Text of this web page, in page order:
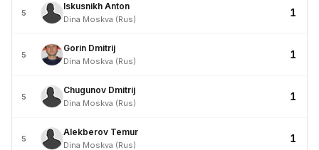
5
Iskusnikh Anton
Dina Moskva (Rus)
1
5
Gorin Dmitrij
Dina Moskva (Rus)
1
5
Chugunov Dmitrij
Dina Moskva (Rus)
1
5
Alekberov Temur
Dina Moskva (Rus)
1